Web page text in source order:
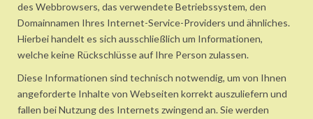
des Webbrowsers, das verwendete Betriebssystem, den
Domainnamen Ihres Internet-Service-Providers und ähnliches.
Hierbei handelt es sich ausschließlich um Informationen,
welche keine Rückschlüsse auf Ihre Person zulassen.
Diese Informationen sind technisch notwendig, um von Ihnen
angeforderte Inhalte von Webseiten korrekt auszuliefern und
fallen bei Nutzung des Internets zwingend an. Sie werden